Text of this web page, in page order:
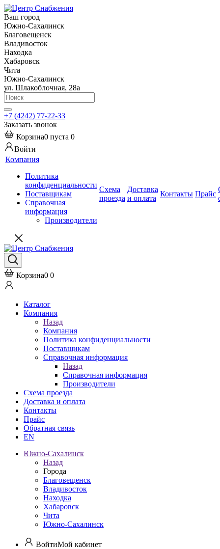
Ваш город
Южно-Сахалинск
Благовещенск
Владивосток
Находка
Хабаровск
Чита
Южно-Сахалинск
ул. Шлакоблочная, 28а
+7 (4242) 77-22-33
Заказать звонок
Корзина0 пуста 0
Войти
Компания
Политика
конфиденциальности
Поставщикам
Справочная
информация
Производители
Схема
проезда
Доставка
и оплата
Контакты Прайс
Корзина0 0
Каталог
Компания
Назад
Компания
Политика конфиденциальности
Поставщикам
Справочная информация
Назад
Справочная информация
Производители
Схема проезда
Доставка и оплата
Контакты
Прайс
Обратная связь
EN
Южно-Сахалинск
Назад
Города
Благовещенск
Владивосток
Находка
Хабаровск
Чита
Южно-Сахалинск
ВойтиМой кабинет